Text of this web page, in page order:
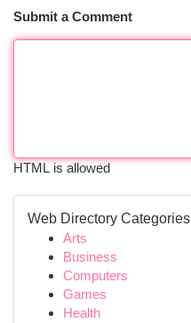
Submit a Comment
HTML is allowed
Web Directory Categories
Arts
Business
Computers
Games
Health